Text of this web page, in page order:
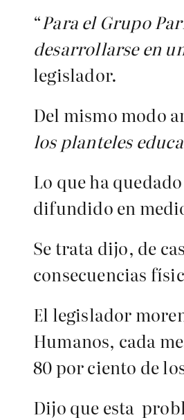
“Para el Grupo
desarrollarse en
legislador.
Del mismo modo
los planteles
Lo que ha
difundido en
Se trata dijo, de
consecuencias
El legislador
Humanos, cada
80 por ciento de
Dijo que esta